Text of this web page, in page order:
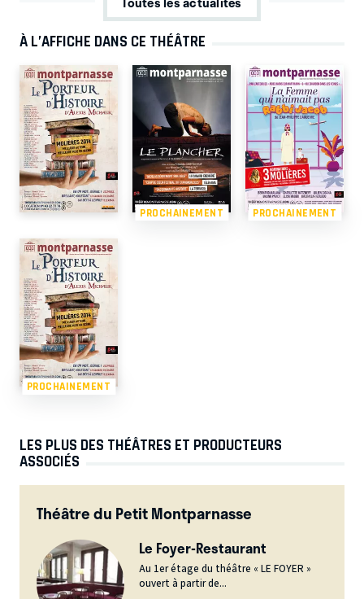
À L’AFFICHE DANS CE THÉÂTRE
PROCHAINEMENT PROCHAINEMENT
PROCHAINEMENT
LES PLUS DES THÉÂTRES ET PRODUCTEURS
ASSOCIÉS
Théâtre du Petit Montparnasse
Le Foyer-Restaurant
Au 1er étage du théâtre « LE FOYER »
ouvert à partir de...